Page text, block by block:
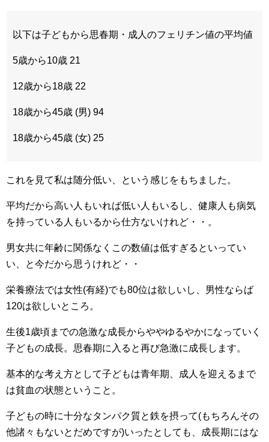
以下は子どもから思春期・成人のフェリチン値の平均値
5歳から10歳 21
12歳から18歳 22
18歳から45歳 (男) 94
18歳から45歳 (女) 25
これを見て私は随分低い、という感じをもちました。
平均だから高い人もいれば低い人もいるし、健康人も病気
を持っている人もいるから仕方ないけれど・・。
男女共に年齢に関係なくこの数値は低すぎるといってい
い、と今だから思うけれど・・
栄養療法では女性(有経)でも80位は欲しいし、男性ならば
120は欲しいところ。
生後1歳頃までの急激な成長からややゆるやかになっていく
子どもの成長。思春期に入ると再び急激に成長します。
基本的な考え方として子どもは青年期、成人を迎えるまで
は貧血の状態ということ。
子どもの時に十分なタンパク質と鉄を摂って(もちろんその
他諸々もないとだめですが)いったとしても、成長期にはな